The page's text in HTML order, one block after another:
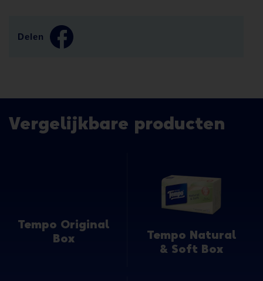
Delen
Vergelijkbare producten
Tempo Original
Box
Tempo Natural
& Soft Box